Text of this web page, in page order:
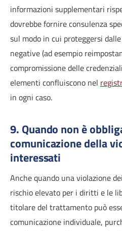
informazioni supplementari
dovrebbe fornire consulenza
sul modo in cui proteggersi
negative (ad esempio
compromissione delle
elementi confluiscono nel
in ogni caso.
9. Quando non è
comunicazione della
interessati
Anche quando una violazione
rischio elevato per i diritti e le
titolare del trattamento può
comunicazione individuale,